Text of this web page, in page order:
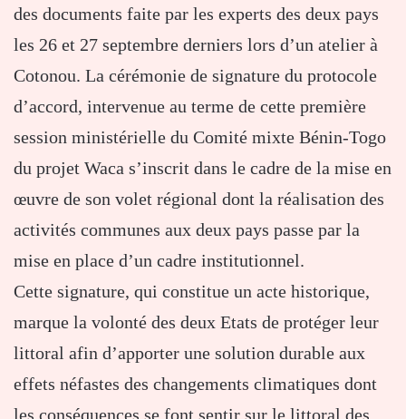
des documents faite par les experts des deux pays
les 26 et 27 septembre derniers lors d’un atelier à
Cotonou. La cérémonie de signature du protocole
d’accord, intervenue au terme de cette première
session ministérielle du Comité mixte Bénin-Togo
du projet Waca s’inscrit dans le cadre de la mise en
œuvre de son volet régional dont la réalisation des
activités communes aux deux pays passe par la
mise en place d’un cadre institutionnel.
Cette signature, qui constitue un acte historique,
marque la volonté des deux Etats de protéger leur
littoral afin d’apporter une solution durable aux
effets néfastes des changements climatiques dont
les conséquences se font sentir sur le littoral des